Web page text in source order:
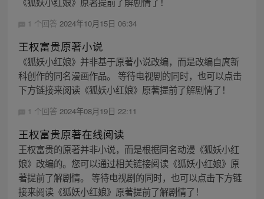
1 个回答 2024年10月15日 06:34
王权富贵原著小说
《狐妖小红娘》并非基于原著小说改编，而是改编自庹新
科创作的同名漫画作品。 等待电视剧的同时，也可以点击
下方链接来阅读《狐妖小红娘》原著提前了解剧情了！
1 个回答 2024年08月19日 22:11
王权富贵原著在线阅读
王权富贵的原著并非小说，而是根据同名动漫《狐妖小红
娘》改编的。您可以通过相关链接阅读《狐妖小红娘》原
著提前了解剧情。 等待电视剧的同时，也可以点击下方链
接来阅读《狐妖小红娘》原著提前了解剧情了！